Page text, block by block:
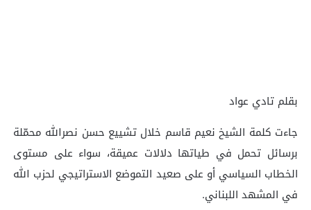
بقلم تادي عواد
جاءت كلمة الشيخ نعيم قاسم خلال تشييع حسن نصرالله محمّلة
برسائل تحمل في طياتها دلالات عميقة، سواء على مستوى
الخطاب السياسي أو على صعيد التموضع الاستراتيجي لحزب الله
في المشهد اللبناني.